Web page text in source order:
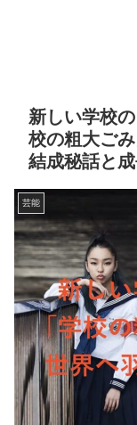
新しい学校
校の粗大ご
結成秘話と
芸能